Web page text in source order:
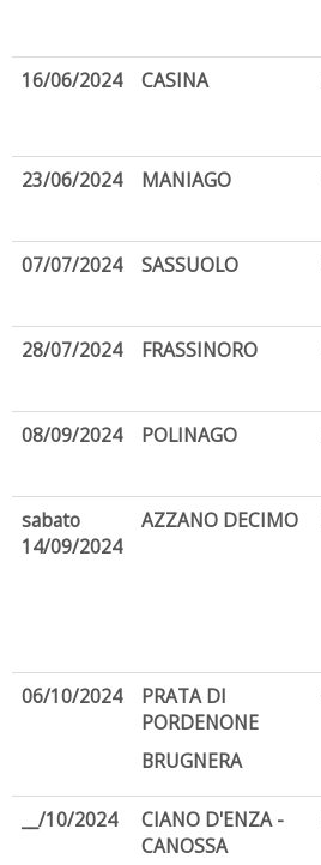
16/06/2024 CASINA
23/06/2024 MANIAGO
07/07/2024 SASSUOLO
28/07/2024 FRASSINORO
08/09/2024 POLINAGO
sabato
14/09/2024
AZZANO DECIMO
06/10/2024
PRATA DI
PORDENONE
BRUGNERA
__/10/2024
CIANO D'ENZA -
CANOSSA